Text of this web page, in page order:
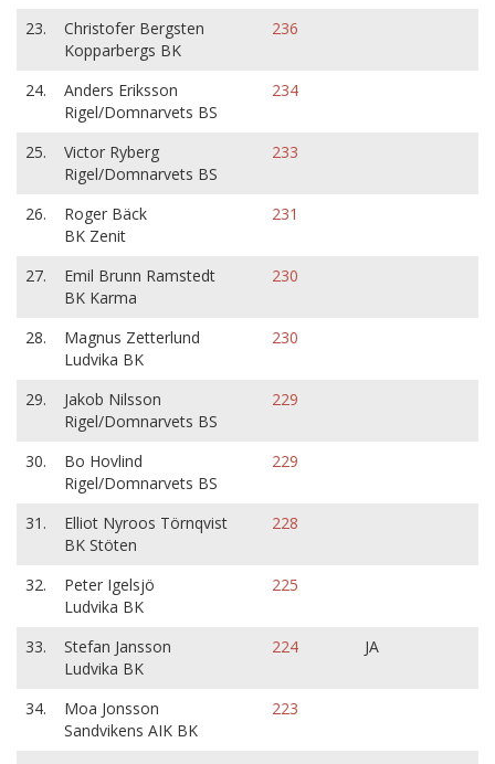
23.
Christofer Bergsten
Kopparbergs BK
236
24.
Anders Eriksson
Rigel/Domnarvets BS
234
25.
Victor Ryberg
Rigel/Domnarvets BS
233
26.
Roger Bäck
BK Zenit
231
27.
Emil Brunn Ramstedt
BK Karma
230
28.
Magnus Zetterlund
Ludvika BK
230
29.
Jakob Nilsson
Rigel/Domnarvets BS
229
30.
Bo Hovlind
Rigel/Domnarvets BS
229
31.
Elliot Nyroos Törnqvist
BK Stöten
228
32.
Peter Igelsjö
Ludvika BK
225
33.
Stefan Jansson
Ludvika BK
224 JA
34.
Moa Jonsson
Sandvikens AIK BK
223